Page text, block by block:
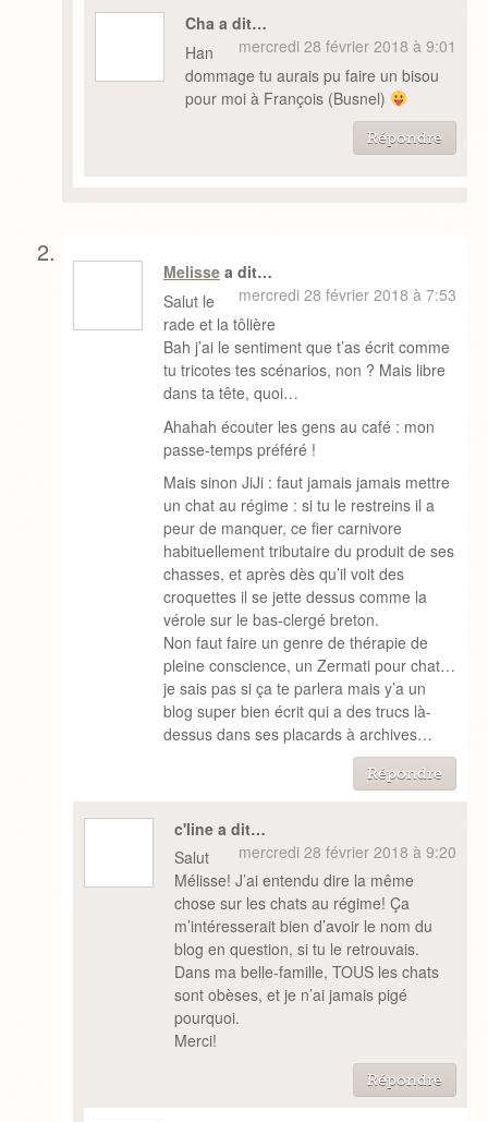
Cha a dit…
mercredi 28 février 2018 à 9:01
Han
dommage tu aurais pu faire un bisou
pour moi à François (Busnel)
Répondre
Melissea dit…
mercredi 28 février 2018 à 7:53
Salut le
rade et la tôlière
Bah j’ai le sentiment que t’as écrit comme
tu tricotes tes scénarios, non ? Mais libre
dans ta tête, quoi…
Ahahah écouter les gens au café : mon
passe-temps préféré !
Mais sinon JiJi : faut jamais jamais mettre
un chat au régime : si tu le restreins il a
peur de manquer, ce fier carnivore
habituellement tributaire du produit de ses
chasses, et après dès qu’il voit des
croquettes il se jette dessus comme la
vérole sur le bas-clergé breton.
Non faut faire un genre de thérapie de
pleine conscience, un Zermati pour chat…
je sais pas si ça te parlera mais y’a un
blog super bien écrit qui a des trucs là-
dessus dans ses placards à archives…
Répondre
c'line a dit…
mercredi 28 février 2018 à 9:20
Salut
Mélisse! J’ai entendu dire la même
chose sur les chats au régime! Ça
m’intéresserait bien d’avoir le nom du
blog en question, si tu le retrouvais.
Dans ma belle-famille, TOUS les chats
sont obèses, et je n’ai jamais pigé
pourquoi.
Merci!
Répondre